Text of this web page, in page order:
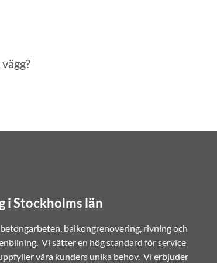
i Stockholms län
balkongrenovering, rivning och
Vi sätter en hög standard för service
våra kunders unika behov. Vi erbjuder